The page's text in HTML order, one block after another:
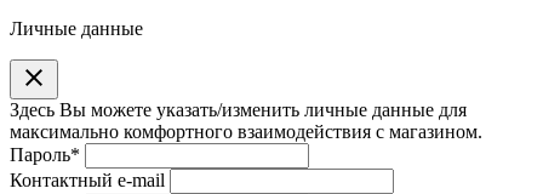
Личные данные
clear
Здесь Вы можете указать/изменить личные данные для
максимально комфортного взаимодействия с магазином.
Пароль*
Контактный e-mail